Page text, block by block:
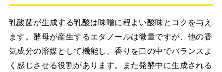
乳酸菌が生成する乳酸は味噌に程よい酸味とコクを与え
ます。酵母が産生するエタノールは微量ですが、他の香
気成分の溶媒として機能し、香りを口の中でバランスよ
く感じさせる役割があります。また発酵中に生成される